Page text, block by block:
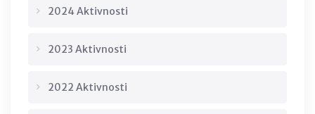
2024 Aktivnosti
2023 Aktivnosti
2022 Aktivnosti